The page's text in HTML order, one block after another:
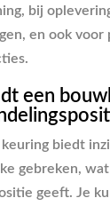
bij
en ook voor
een
biedt
gebreken,
geeft. Je